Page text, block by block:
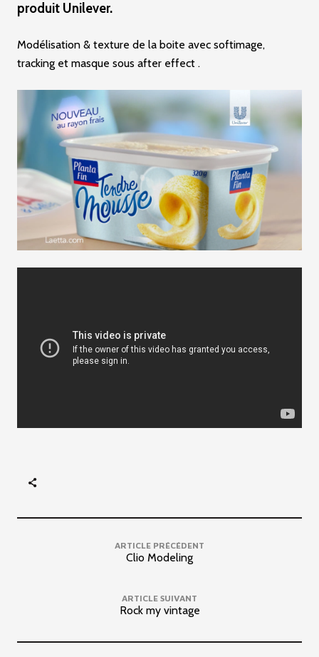
i
p
l
e
produit Unilever.
Modélisation & texture de la boite avec softimage,
tracking et masque sous after effect .
ARTICLE PRÉCÉDENT
Clio Modeling
ARTICLE SUIVANT
Rock my vintage